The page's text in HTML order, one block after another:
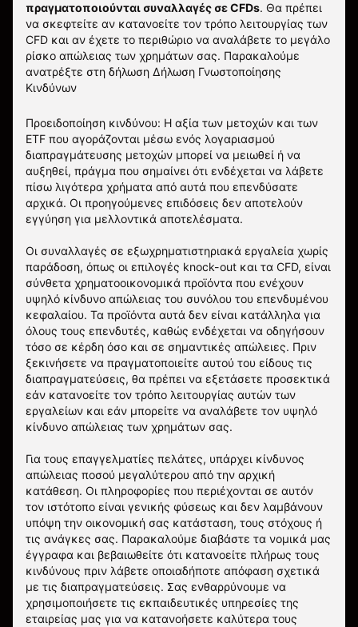
πραγματοποιούνται συναλλαγές σε CFDs. Θα πρέπει
να σκεφτείτε αν κατανοείτε τον τρόπο λειτουργίας των
CFD και αν έχετε το περιθώριο να αναλάβετε το μεγάλο
ρίσκο απώλειας των χρημάτων σας. Παρακαλούμε
ανατρέξτε στη δήλωση Δήλωση Γνωστοποίησης
Κινδύνων
Προειδοποίηση κινδύνου: Η αξία των μετοχών και των
ETF που αγοράζονται μέσω ενός λογαριασμού
διαπραγμάτευσης μετοχών μπορεί να μειωθεί ή να
αυξηθεί, πράγμα που σημαίνει ότι ενδέχεται να λάβετε
πίσω λιγότερα χρήματα από αυτά που επενδύσατε
αρχικά. Οι προηγούμενες επιδόσεις δεν αποτελούν
εγγύηση για μελλοντικά αποτελέσματα.
Οι συναλλαγές σε εξωχρηματιστηριακά εργαλεία χωρίς
παράδοση, όπως οι επιλογές knock-out και τα CFD, είναι
σύνθετα χρηματοοικονομικά προϊόντα που ενέχουν
υψηλό κίνδυνο απώλειας του συνόλου του επενδυμένου
κεφαλαίου. Τα προϊόντα αυτά δεν είναι κατάλληλα για
όλους τους επενδυτές, καθώς ενδέχεται να οδηγήσουν
τόσο σε κέρδη όσο και σε σημαντικές απώλειες. Πριν
ξεκινήσετε να πραγματοποιείτε αυτού του είδους τις
διαπραγματεύσεις, θα πρέπει να εξετάσετε προσεκτικά
εάν κατανοείτε τον τρόπο λειτουργίας αυτών των
εργαλείων και εάν μπορείτε να αναλάβετε τον υψηλό
κίνδυνο απώλειας των χρημάτων σας.
Για τους επαγγελματίες πελάτες, υπάρχει κίνδυνος
απώλειας ποσού μεγαλύτερου από την αρχική
κατάθεση. Οι πληροφορίες που περιέχονται σε αυτόν
τον ιστότοπο είναι γενικής φύσεως και δεν λαμβάνουν
υπόψη την οικονομική σας κατάσταση, τους στόχους ή
τις ανάγκες σας. Παρακαλούμε διαβάστε τα νομικά μας
έγγραφα και βεβαιωθείτε ότι κατανοείτε πλήρως τους
κινδύνους πριν λάβετε οποιαδήποτε απόφαση σχετικά
με τις διαπραγματεύσεις. Σας ενθαρρύνουμε να
χρησιμοποιήσετε τις εκπαιδευτικές υπηρεσίες της
εταιρείας μας για να κατανοήσετε καλύτερα τους